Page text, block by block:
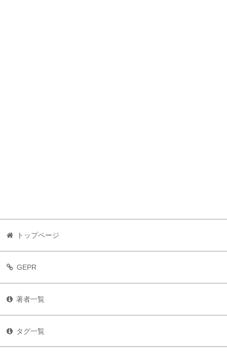
トップページ
GEPR
著者一覧
タグ一覧